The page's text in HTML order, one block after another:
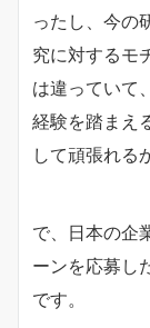
ったし、今の
究に対するモ
は違っていて
経験を踏まえ
して頑張れる
で、日本の企
ーンを応募し
です。